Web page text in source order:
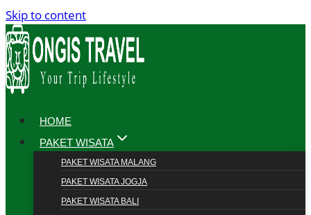
Skip to content
HOME
PAKET WISATA
PAKET WISATA MALANG
PAKET WISATA JOGJA
PAKET WISATA BALI